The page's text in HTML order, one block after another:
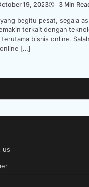
19, 2023 3 Min
begitu pesat, segala
terkait dengan
bisnis online.
online […]
us